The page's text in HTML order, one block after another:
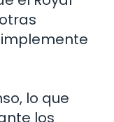
lo que
los